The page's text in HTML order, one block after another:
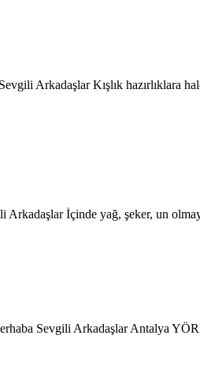
Arkadaşlar Kışlık hazırlıklara
İçinde yağ, şeker, un
Sevgili Arkadaşlar Antalya